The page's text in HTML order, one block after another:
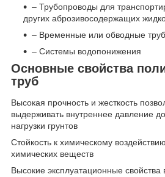
– Трубопроводы для
других аброзивосодержащих
– Временные или обводные
– Системы водопонижения
Основные свойства
труб
Высокая прочность и жесткость
выдерживать внутреннее давление
нагрузки грунтов
Стойкость к химическому
химических веществ
Высокие эксплуатационные свойства